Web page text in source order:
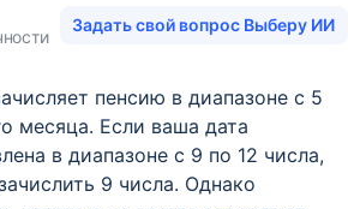
Задать свой вопрос Выберу ИИ
пенсию в диапазоне с 5
месяца. Если ваша дата
в диапазоне с 9 по 12 числа,
9 числа. Однако